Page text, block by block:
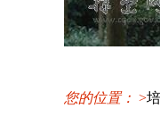
您的位置： >